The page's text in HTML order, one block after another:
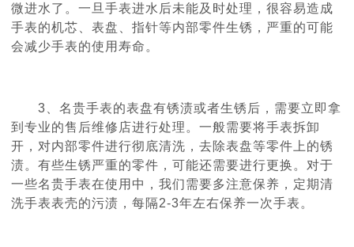
微进水了。一旦手表进水后未能及时处理，很容易造成
手表的机芯、表盘、指针等内部零件生锈，严重的可能
会减少手表的使用寿命。
3、名贵手表的表盘有锈渍或者生锈后，需要立即拿
到专业的售后维修店进行处理。一般需要将手表拆卸
开，对内部零件进行彻底清洗，去除表盘等零件上的锈
渍。有些生锈严重的零件，可能还需要进行更换。对于
一些名贵手表在使用中，我们需要多注意保养，定期清
洗手表表壳的污渍，每隔2-3年左右保养一次手表。